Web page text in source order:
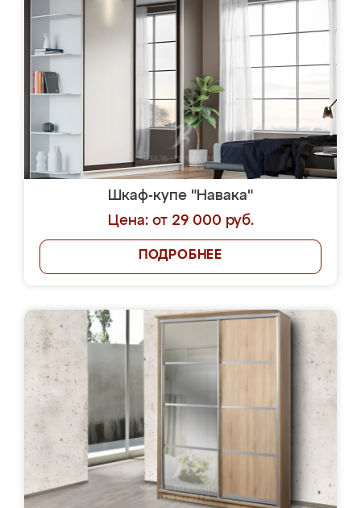
Шкаф-купе "Навака"
Цена: от 29 000 руб.
ПОДРОБНЕЕ